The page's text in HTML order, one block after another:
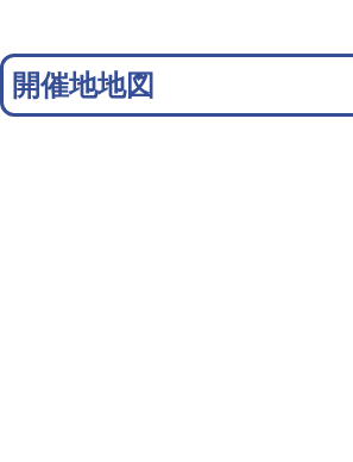
開催地地図